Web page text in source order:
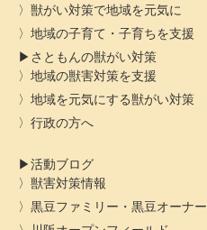
獣がい対策で地域を元気に
地域の子育て・子育ちを支援
さともんの獣がい対策
地域の獣害対策を支援
地域を元気にする獣がい対策
行政の方へ
活動ブログ
獣害対策情報
黒豆ファミリー・黒豆オーナー